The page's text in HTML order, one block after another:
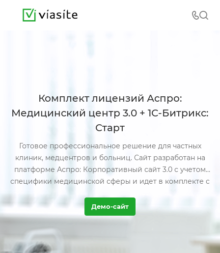
Комплект лицензий Аспро:
Медицинский центр 3.0 + 1С-Битрикс:
Старт
Готовое профессиональное решение для частных
клиник, медцентров и больниц. Сайт разработан на
платформе Аспро: Корпоративный сайт 3.0 с учетом
специфики медицинской сферы и идет в комплекте с
Демо-сайт